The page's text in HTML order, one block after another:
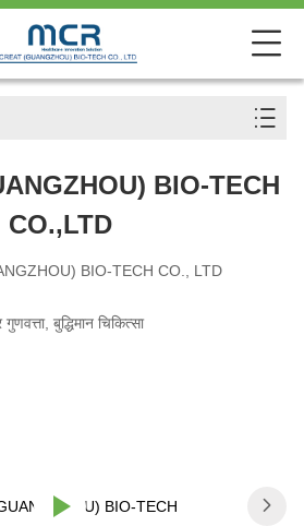
BIO-TECH
CO.,LTD
BIO-TECH CO., LTD
बुद्धिमान चिकित्सा